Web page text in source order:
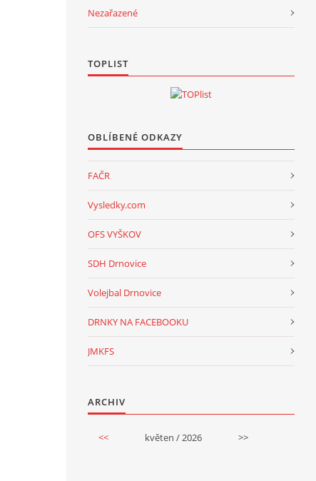
Nezařazené
TOPLIST
OBLÍBENÉ ODKAZY
FAČR
Vysledky.com
OFS VYŠKOV
SDH Drnovice
Volejbal Drnovice
DRNKY NA FACEBOOKU
JMKFS
ARCHIV
<< květen / 2026 >>